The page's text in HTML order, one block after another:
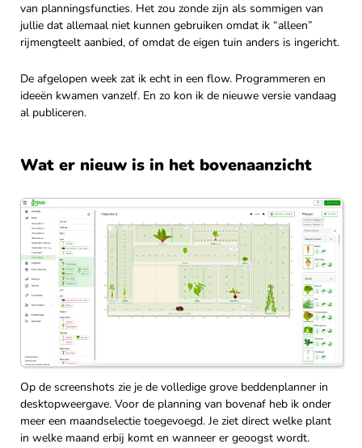
van planningsfuncties. Het zou zonde zijn als sommigen van
jullie dat allemaal niet kunnen gebruiken omdat ik “alleen”
rijmengteelt aanbied, of omdat de eigen tuin anders is ingericht.
De afgelopen week zat ik echt in een flow. Programmeren en
ideeën kwamen vanzelf. En zo kon ik de nieuwe versie vandaag
al publiceren.
Wat er nieuw is in het bovenaanzicht
Op de screenshots zie je de volledige grove beddenplanner in
desktopweergave. Voor de planning van bovenaf heb ik onder
meer een maandselectie toegevoegd. Je ziet direct welke plant
in welke maand erbij komt en wanneer er geoogst wordt.